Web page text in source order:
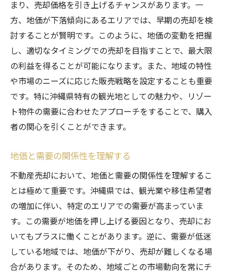
まり、売却価格を引き上げるチャンスがあります。一
方、地価が下落傾向にあるエリアでは、早期の売却を検
討することが賢明です。このように、地価の変動を把握
し、適切なタイミングでの売却を目指すことで、最大限
の利益を得ることが可能になります。また、地域の特性
や市場のニーズに応じた販売戦略を設定することも重要
です。特に沖縄県特有の観光地としての魅力や、リゾー
ト物件の需要に合わせたアプローチをすることで、購入
者の関心を引くことができます。
地価と需要の関係性を理解する
不動産売却において、地価と需要の関係性を理解するこ
とは極めて重要です。沖縄県では、観光業や移住希望者
の増加に伴い、特定のエリアでの需要が高まっていま
す。この需要が地価を押し上げる要因となり、売却にお
いてもプラスに働くことがあります。逆に、需要が低迷
している地域では、地価が下がり、売却が難しくなる場
合があります。そのため、地域ごとの市場動向を常にチ